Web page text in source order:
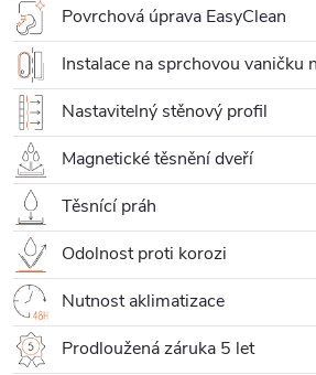
Povrchová úprava EasyClean
Instalace na sprchovou vaničku
Nastavitelný stěnový profil
Magnetické těsnění dveří
Těsnící práh
Odolnost proti korozi
Nutnost aklimatizace
Prodloužená záruka 5 let